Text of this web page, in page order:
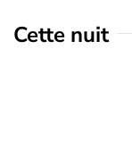
Cette nuit